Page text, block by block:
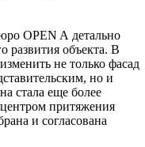
OPEN A детально
развития объекта. В
не только фасад
но и
стала еще более
притяжения
и согласована